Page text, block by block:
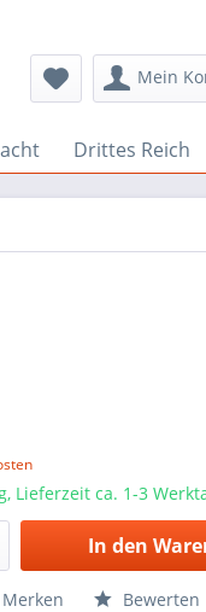
Mein
Drittes Reich
Lieferzeit ca. 1-3
In den
Merken Bewerten